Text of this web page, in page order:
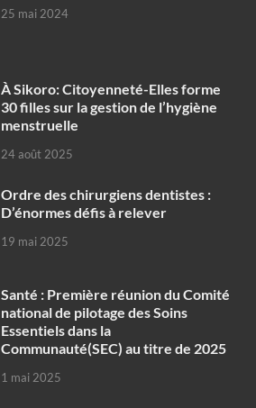
25 mai 2024
À Sikoro: Citoyenneté-Elles forme
30 filles sur la gestion de l’hygiène
menstruelle
24 août 2025
Ordre des chirurgiens dentistes :
D’énormes défis à relever
19 mai 2025
Santé : Première réunion du Comité
national de pilotage des Soins
Essentiels dans la
Communauté(SEC) au titre de 2025
1 mai 2025